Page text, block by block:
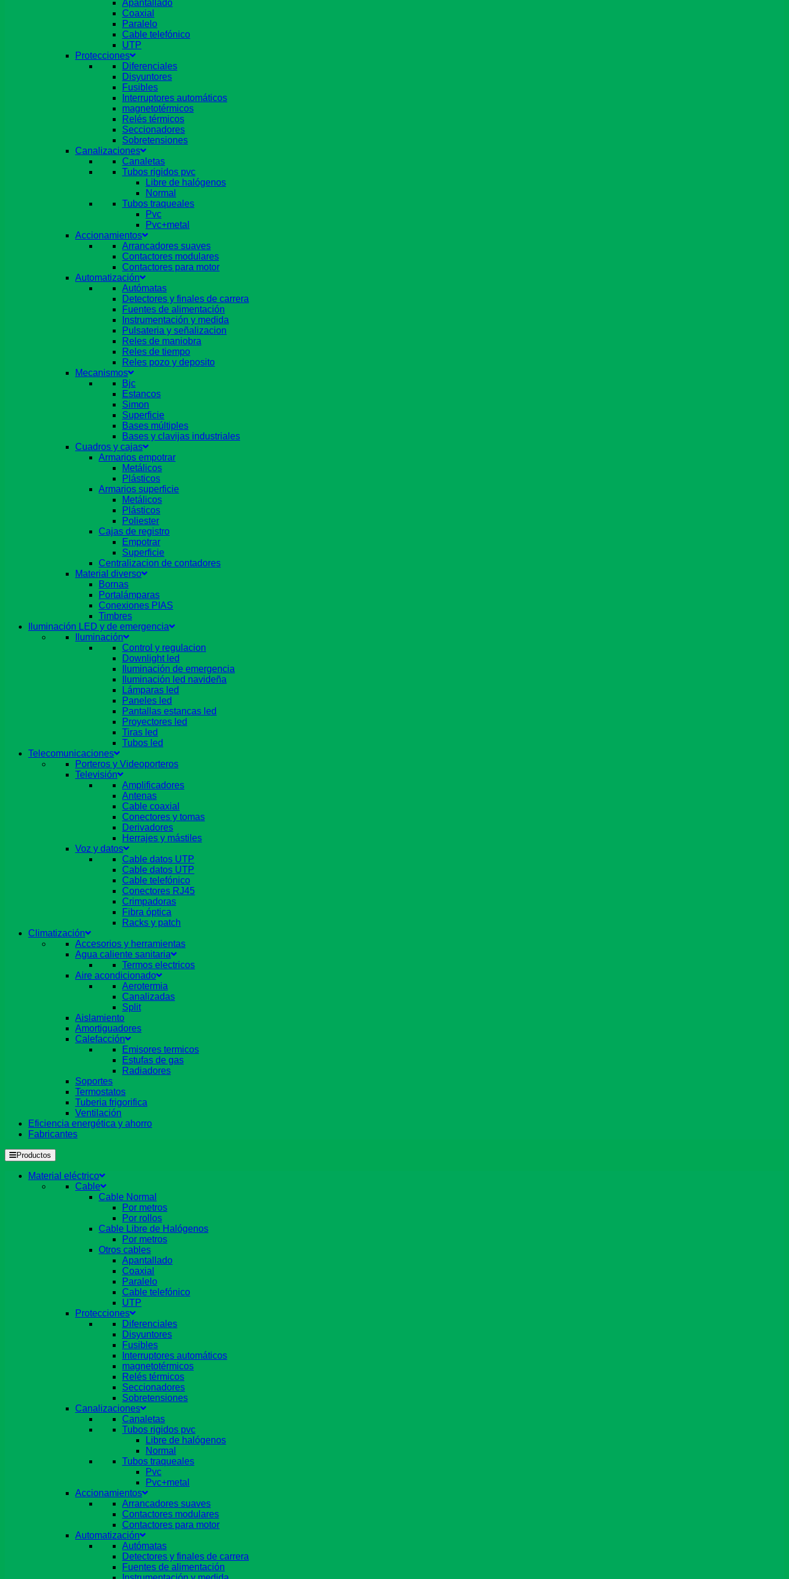
Apantallado
Coaxial
Paralelo
Cable telefónico
UTP
Protecciones
Diferenciales
Disyuntores
Fusibles
Interruptores automáticos
magnetotérmicos
Relés térmicos
Seccionadores
Sobretensiones
Canalizaciones
Canaletas
Tubos rigidos pvc
Libre de halógenos
Normal
Tubos traqueales
Pvc
Pvc+metal
Accionamientos
Arrancadores suaves
Contactores modulares
Contactores para motor
Automatización
Autómatas
Detectores y finales de carrera
Fuentes de alimentación
Instrumentación y medida
Pulsateria y señalizacion
Reles de maniobra
Reles de tiempo
Reles pozo y deposito
Mecanismos
Bjc
Estancos
Simon
Superficie
Bases múltiples
Bases y clavijas industriales
Cuadros y cajas
Armarios empotrar
Metálicos
Plásticos
Armarios superficie
Metálicos
Plásticos
Poliester
Cajas de registro
Empotrar
Superficie
Centralizacion de contadores
Material diverso
Bornas
Portalámparas
Conexiones PIAS
Timbres
Iluminación LED y de emergencia
Iluminación
Control y regulacion
Downlight led
Iluminación de emergencia
Iluminación led navideña
Lámparas led
Paneles led
Pantallas estancas led
Proyectores led
Tiras led
Tubos led
Telecomunicaciones
Porteros y Videoporteros
Televisión
Amplificadores
Antenas
Cable coaxial
Conectores y tomas
Derivadores
Herrajes y mástiles
Voz y datos
Cable datos UTP
Cable datos UTP
Cable telefónico
Conectores RJ45
Crimpadoras
Fibra óptica
Racks y patch
Climatización
Accesorios y herramientas
Agua caliente sanitaria
Termos electricos
Aire acondicionado
Aerotermia
Canalizadas
Split
Aislamiento
Amortiguadores
Calefacción
Emisores termicos
Estufas de gas
Radiadores
Soportes
Termostatos
Tuberia frigorifica
Ventilación
Eficiencia energética y ahorro
Fabricantes
Productos
Material eléctrico
Cable
Cable Normal
Por metros
Por rollos
Cable Libre de Halógenos
Por metros
Otros cables
Apantallado
Coaxial
Paralelo
Cable telefónico
UTP
Protecciones
Diferenciales
Disyuntores
Fusibles
Interruptores automáticos
magnetotérmicos
Relés térmicos
Seccionadores
Sobretensiones
Canalizaciones
Canaletas
Tubos rigidos pvc
Libre de halógenos
Normal
Tubos traqueales
Pvc
Pvc+metal
Accionamientos
Arrancadores suaves
Contactores modulares
Contactores para motor
Automatización
Autómatas
Detectores y finales de carrera
Fuentes de alimentación